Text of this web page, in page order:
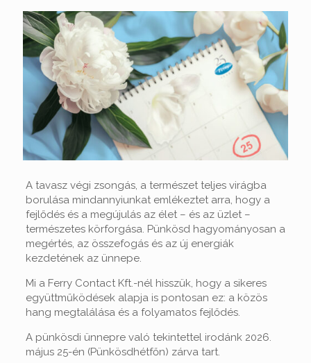
A tavasz végi zsongás, a természet teljes virágba
borulása mindannyiunkat emlékeztet arra, hogy a
fejlődés és a megújulás az élet – és az üzlet –
természetes körforgása. Pünkösd hagyományosan a
megértés, az összefogás és az új energiák
kezdetének az ünnepe.
Mi a Ferry Contact Kft.-nél hisszük, hogy a sikeres
együttműködések alapja is pontosan ez: a közös
hang megtalálása és a folyamatos fejlődés.
A pünkösdi ünnepre való tekintettel irodánk 2026.
május 25-én (Pünkösdhétfőn) zárva tart.